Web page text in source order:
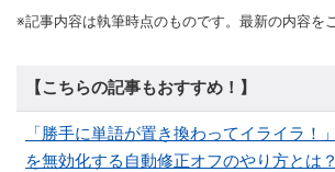
※記事内容は執筆時点のものです。最新の内容を
【こちらの記事もおすすめ！】
「勝手に単語が置き換わってイライラ！
を無効化する自動修正オフのやり方とは？